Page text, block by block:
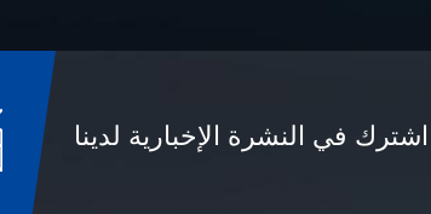
قطع غيار الآلات البترولية
والكيميائية
قطع غيار دقيقة مصنعة
اشترك في النشرة الإخبارية لدينا